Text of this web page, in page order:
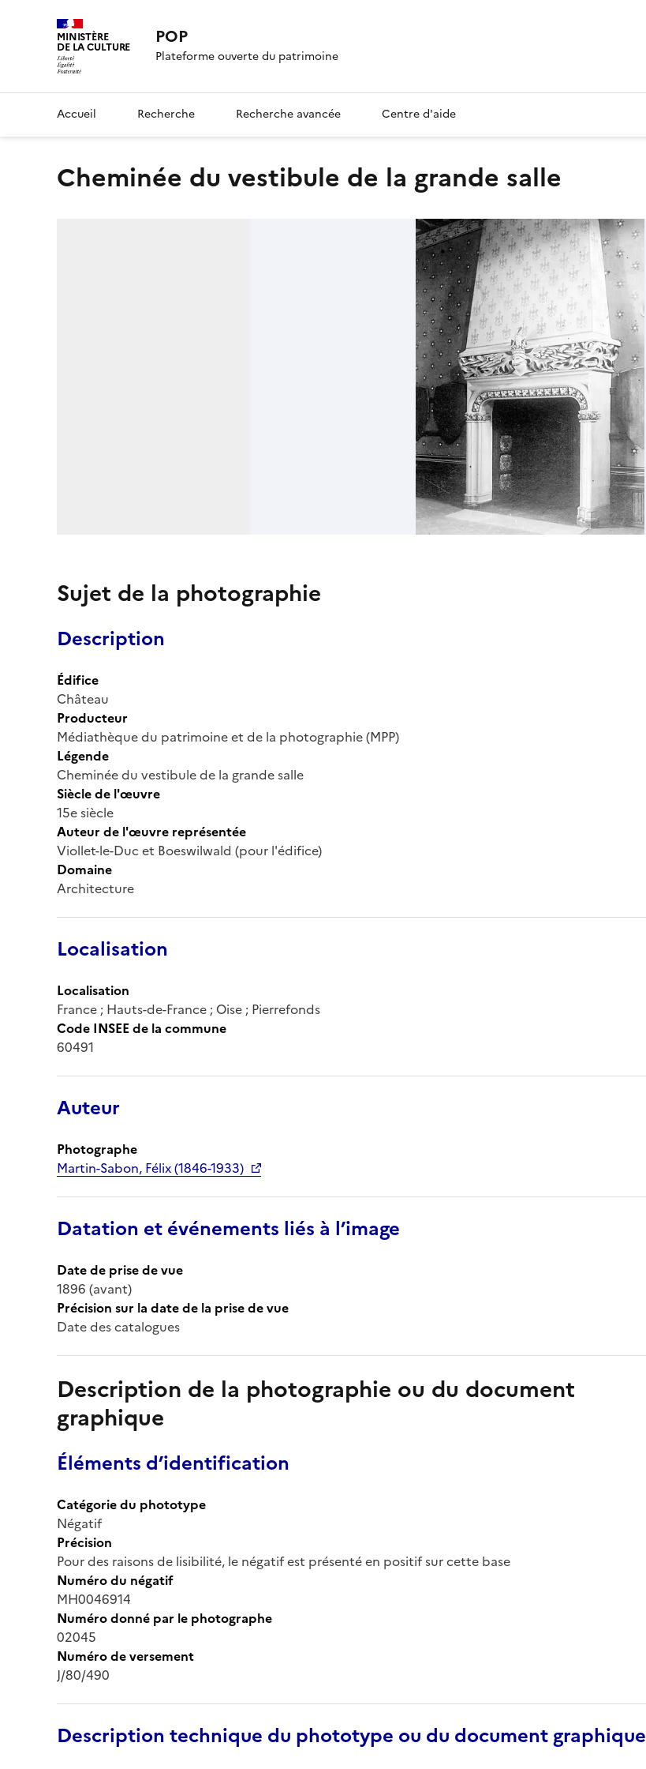
MINISTÈRE
DE LA CULTURE POP
Plateforme ouverte du patrimoine
Accueil Recherche Recherche avancée Centre d'aide
Cheminée du vestibule de la grande salle
Sujet de la photographie
Description
Édifice
Château
Producteur
Médiathèque du patrimoine et de la photographie (MPP)
Légende
Cheminée du vestibule de la grande salle
Siècle de l'œuvre
15e siècle
Auteur de l'œuvre représentée
Viollet-le-Duc et Boeswilwald (pour l'édifice)
Domaine
Architecture
Localisation
Localisation
France ; Hauts-de-France ; Oise ; Pierrefonds
Code INSEE de la commune
60491
Auteur
Photographe
Martin-Sabon, Félix (1846-1933)
Datation et événements liés à l’image
Date de prise de vue
1896 (avant)
Précision sur la date de la prise de vue
Date des catalogues
Description de la photographie ou du document
graphique
Éléments d’identification
Catégorie du phototype
Négatif
Précision
Pour des raisons de lisibilité, le négatif est présenté en positif sur cette base
Numéro du négatif
MH0046914
Numéro donné par le photographe
02045
Numéro de versement
J/80/490
Description technique du phototype ou du document graphique